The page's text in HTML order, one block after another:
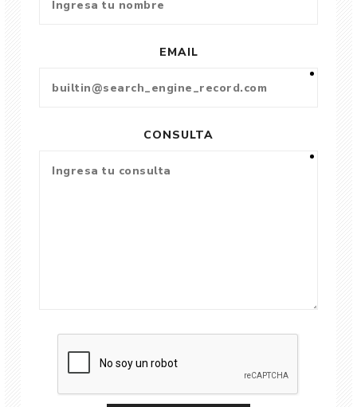
EMAIL
CONSULTA